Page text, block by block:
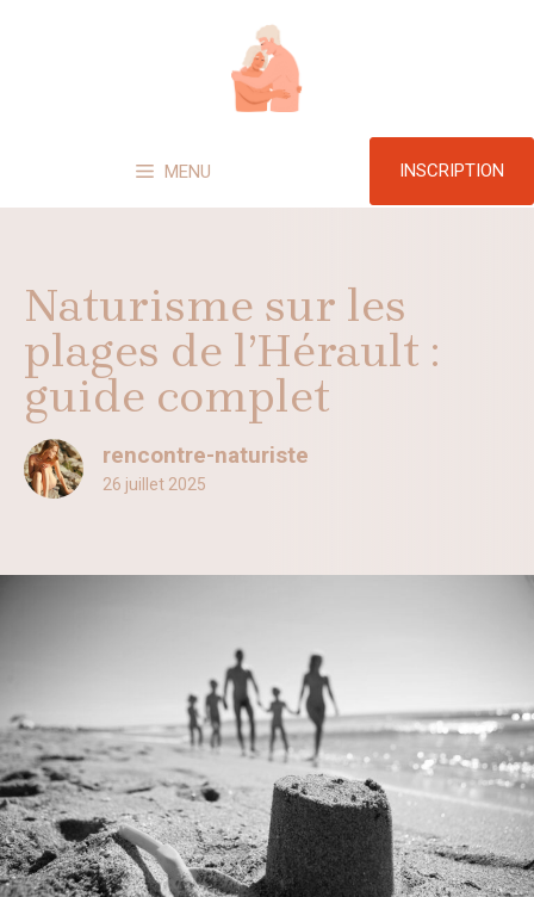
MENU INSCRIPTION
Naturisme sur les
plages de l’Hérault :
guide complet
rencontre-naturiste
26 juillet 2025